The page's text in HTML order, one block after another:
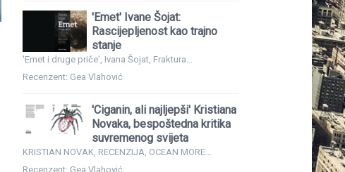
'Emet' Ivane Šojat:
Rascijepljenost kao trajno
stanje
'Emet i druge priče', Ivana Šojat, Fraktura...
Recenzent: Gea Vlahović
'Ciganin, ali najljepši' Kristiana
Novaka, bespoštedna kritika
suvremenog svijeta
KRISTIAN NOVAK, RECENZIJA, OCEAN MORE...
Recenzent: Gea Vlahović